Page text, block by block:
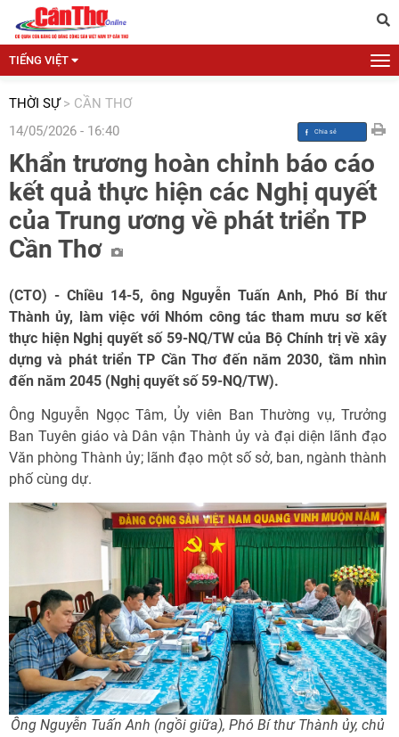
TIẾNG VIỆT
THỜI SỰ > CẦN THƠ
14/05/2026 - 16:40
Khẩn trương hoàn chỉnh báo cáo
kết quả thực hiện các Nghị quyết
của Trung ương về phát triển TP
Cần Thơ
(CTO) - Chiều 14-5, ông Nguyễn Tuấn Anh, Phó Bí thư
Thành ủy, làm việc với Nhóm công tác tham mưu sơ kết
thực hiện Nghị quyết số 59-NQ/TW của Bộ Chính trị về xây
dựng và phát triển TP Cần Thơ đến năm 2030, tầm nhìn
đến năm 2045 (Nghị quyết số 59-NQ/TW).
Ông Nguyễn Ngọc Tâm, Ủy viên Ban Thường vụ, Trưởng
Ban Tuyên giáo và Dân vận Thành ủy và đại diện lãnh đạo
Văn phòng Thành ủy; lãnh đạo một số sở, ban, ngành thành
phố cùng dự.
Ông Nguyễn Tuấn Anh (ngồi giữa), Phó Bí thư Thành ủy, chủ